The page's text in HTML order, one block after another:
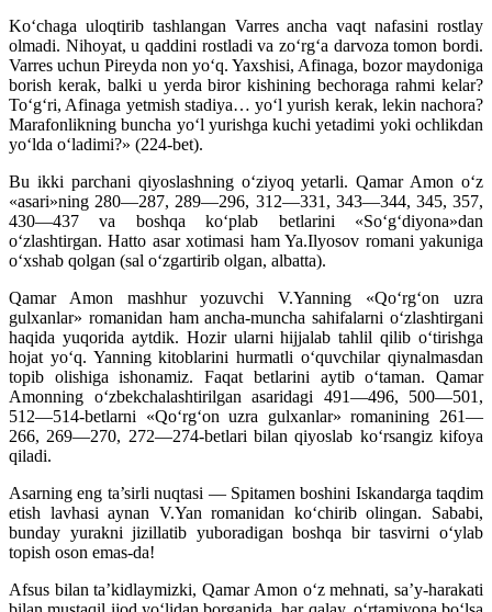
Ko‘chaga uloqtirib tashlangan Varres ancha vaqt nafasini rostlay
olmadi. Nihoyat, u qaddini rostladi va zo‘rg‘a darvoza tomon bordi.
Varres uchun Pireyda non yo‘q. Yaxshisi, Afinaga, bozor maydoniga
borish kerak, balki u yerda biror kishining bechoraga rahmi kelar?
To‘g‘ri, Afinaga yetmish stadiya… yo‘l yurish kerak, lekin nachora?
Marafonlikning buncha yo‘l yurishga kuchi yetadimi yoki ochlikdan
yo‘lda o‘ladimi?» (224-bet).
Bu ikki parchani qiyoslashning o‘ziyoq yetarli. Qamar Amon o‘z
«asari»ning 280—287, 289—296, 312—331, 343—344, 345, 357,
430—437 va boshqa ko‘plab betlarini «So‘g‘diyona»dan
o‘zlashtirgan. Hatto asar xotimasi ham Ya.Ilyosov romani yakuniga
o‘xshab qolgan (sal o‘zgartirib olgan, albatta).
Qamar Amon mashhur yozuvchi V.Yanning «Qo‘rg‘on uzra
gulxanlar» romanidan ham ancha-muncha sahifalarni o‘zlashtirgani
haqida yuqorida aytdik. Hozir ularni hijjalab tahlil qilib o‘tirishga
hojat yo‘q. Yanning kitoblarini hurmatli o‘quvchilar qiynalmasdan
topib olishiga ishonamiz. Faqat betlarini aytib o‘taman. Qamar
Amonning o‘zbekchalashtirilgan asaridagi 491—496, 500—501,
512—514-betlarni «Qo‘rg‘on uzra gulxanlar» romanining 261—
266, 269—270, 272—274-betlari bilan qiyoslab ko‘rsangiz kifoya
qiladi.
Asarning eng ta’sirli nuqtasi — Spitamen boshini Iskandarga taqdim
etish lavhasi aynan V.Yan romanidan ko‘chirib olingan. Sababi,
bunday yurakni jizillatib yuboradigan boshqa bir tasvirni o‘ylab
topish oson emas-da!
Afsus bilan ta’kidlaymizki, Qamar Amon o‘z mehnati, sa’y-harakati